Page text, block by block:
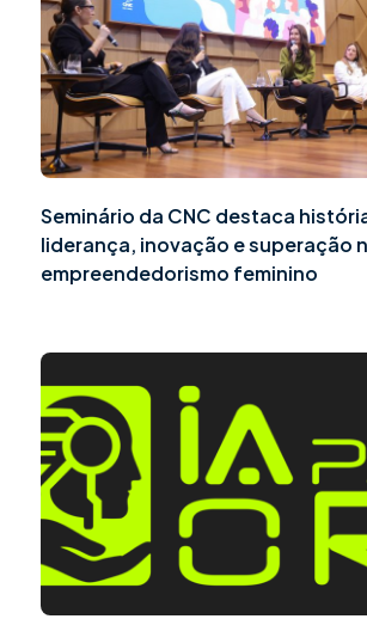
Seminário da CNC destaca
liderança, inovação e superação
empreendedorismo feminino